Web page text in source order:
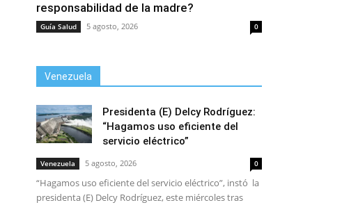
responsabilidad de la madre?
Guía Salud 5 agosto, 2026 0
Venezuela
Presidenta (E) Delcy Rodríguez:
“Hagamos uso eficiente del
servicio eléctrico”
Venezuela 5 agosto, 2026 0
“Hagamos uso eficiente del servicio eléctrico”, instó la
presidenta (E) Delcy Rodríguez, este miércoles tras